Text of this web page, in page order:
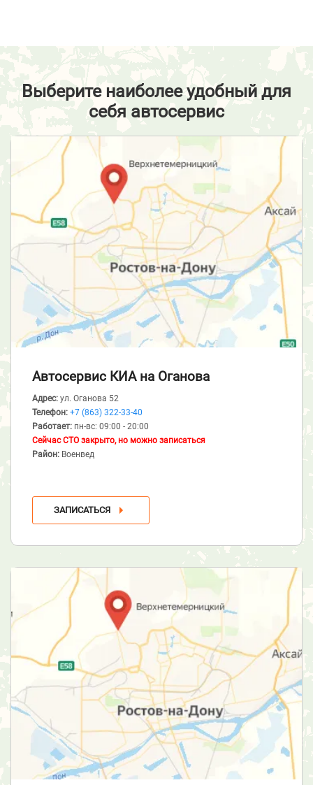
Выберите наиболее удобный для
себя автосервис
Автосервис КИА на Оганова
Адрес: ул. Оганова 52
Телефон: +7 (863) 322-33-40
Работает: пн-вс: 09:00 - 20:00
Сейчас СТО закрыто, но можно записаться
Район: Военвед
ЗАПИСАТЬСЯ